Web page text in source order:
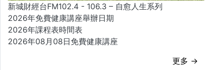
新城財經台FM102.4 - 106.3 – 自愈人生系列
2026年免費健康講座舉辦日期
2026年課程表時間表
2026年08月08日免費健康講座
更多 →